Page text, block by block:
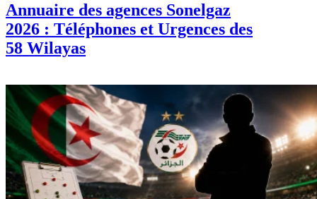
Annuaire des agences Sonelgaz
2026 : Téléphones et Urgences des
58 Wilayas